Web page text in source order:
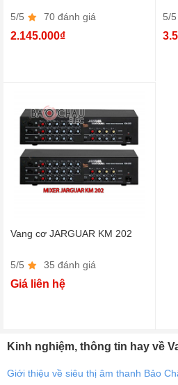
5/5 70 đánh giá
2.145.000₫
5/5
Vang cơ JARGUAR KM 202
5/5 35 đánh giá
Giá liên hệ
Kinh nghiệm, thông tin hay về
Giới thiệu về siêu thị âm thanh Bảo